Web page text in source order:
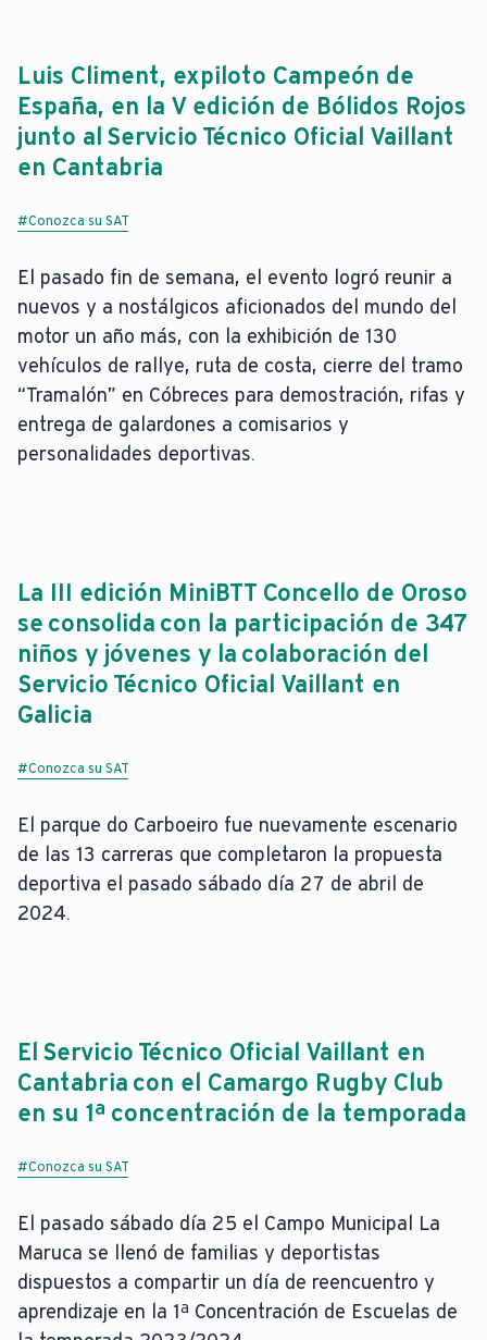
Luis Climent, expiloto Campeón de
España, en la V edición de Bólidos Rojos
junto al Servicio Técnico Oficial Vaillant
en Cantabria
#Conozca su SAT
El pasado fin de semana, el evento logró reunir a
nuevos y a nostálgicos aficionados del mundo del
motor un año más, con la exhibición de 130
vehículos de rallye, ruta de costa, cierre del tramo
“Tramalón” en Cóbreces para demostración, rifas y
entrega de galardones a comisarios y
personalidades deportivas.
La III edición MiniBTT Concello de Oroso
se consolida con la participación de 347
niños y jóvenes y la colaboración del
Servicio Técnico Oficial Vaillant en
Galicia
#Conozca su SAT
El parque do Carboeiro fue nuevamente escenario
de las 13 carreras que completaron la propuesta
deportiva el pasado sábado día 27 de abril de
2024.
El Servicio Técnico Oficial Vaillant en
Cantabria con el Camargo Rugby Club
en su 1ª concentración de la temporada
#Conozca su SAT
El pasado sábado día 25 el Campo Municipal La
Maruca se llenó de familias y deportistas
dispuestos a compartir un día de reencuentro y
aprendizaje en la 1ª Concentración de Escuelas de